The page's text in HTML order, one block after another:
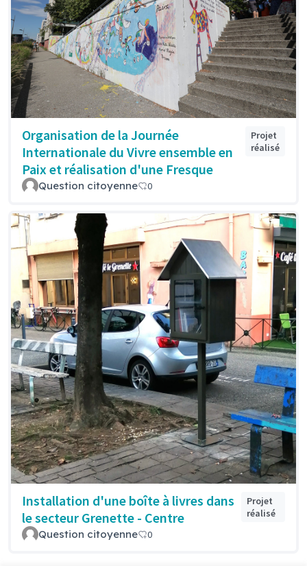
Organisation de la Journée
Internationale du Vivre ensemble en
Paix et réalisation d'une Fresque
Projet
réalisé
Question citoyenne 0
Installation d'une boîte à livres dans
le secteur Grenette - Centre
Projet
réalisé
Question citoyenne 0